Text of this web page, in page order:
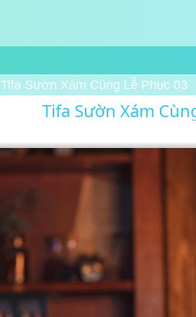
Tifa Sườn Xám Cùng Lễ Phục 03
Tifa Sườn Xám